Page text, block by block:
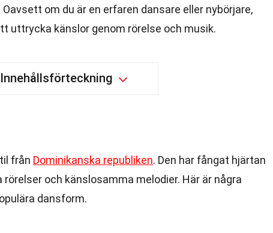
om du är en erfaren dansare eller nybörjare,
uttrycka känslor genom rörelse och musik.
Innehållsförteckning
från Dominikanska republiken. Den har fångat hjärtan
och känslosamma melodier. Här är några
dansform.